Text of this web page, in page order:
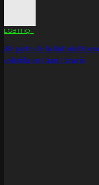
LGBTTIQ+
¡Sé parte de la historia!
colorida en Gran Canaria